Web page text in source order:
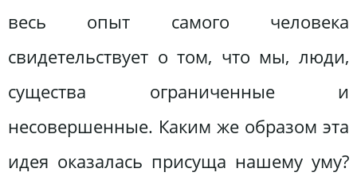
весь опыт самого человека
свидетельствует о том, что мы, люди,
существа ограниченные и
несовершенные. Каким же образом эта
идея оказалась присуща нашему уму?